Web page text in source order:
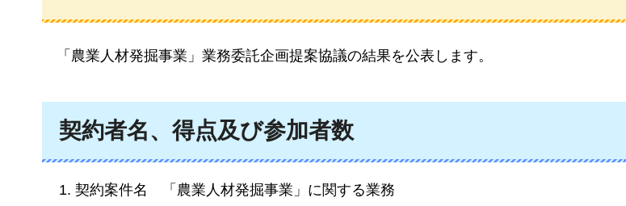
「農業人材発掘事業」業務委託企画提案協議の結果を公表します。
契約者名、得点及び参加者数
契約案件名
「農業人材発掘事業」に関する業務